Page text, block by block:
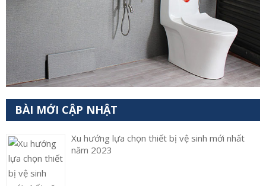
BÀI MỚI CẬP NHẬT
Xu hướng lựa chọn thiết bị vệ sinh mới nhất
năm 2023